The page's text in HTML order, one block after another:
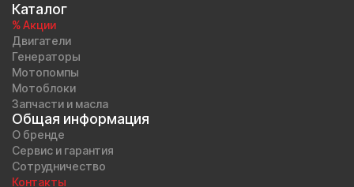
Каталог
% Акции
Двигатели
Генераторы
Мотопомпы
Мотоблоки
Запчасти и масла
Общая информация
О бренде
Сервис и гарантия
Сотрудничество
Контакты